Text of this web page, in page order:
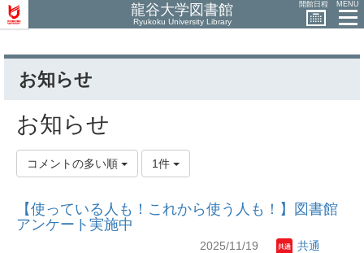
龍谷大学図書館
Ryukoku University Library
開館日程 MENU
お知らせ
お知らせ
コメントの多い順 1件
【使っている人も！これから使う人も！】図書館
アンケート実施中
2025/11/19 共通